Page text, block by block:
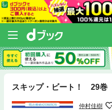
スキップ・ビート！ 29巻
仲村佳樹